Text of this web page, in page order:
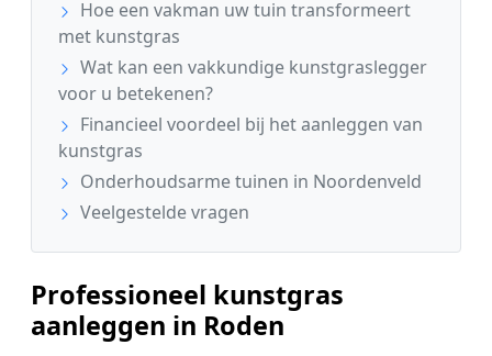
Hoe een vakman uw tuin transformeert
met kunstgras
Wat kan een vakkundige kunstgraslegger
voor u betekenen?
Financieel voordeel bij het aanleggen van
kunstgras
Onderhoudsarme tuinen in Noordenveld
Veelgestelde vragen
Professioneel kunstgras
aanleggen in Roden